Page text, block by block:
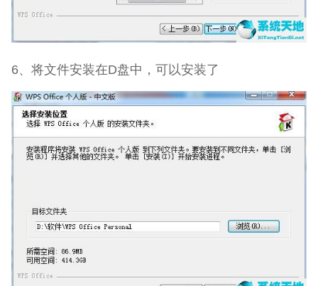
6、将文件安装在D盘中，可以安装了